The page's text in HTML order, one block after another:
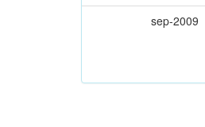
sep-2009